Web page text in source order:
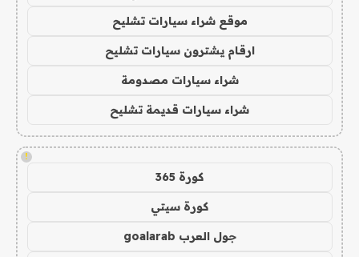
موقع شراء سيارات تشليح
ارقام يشترون سيارات تشليح
شراء سيارات مصدومة
شراء سيارات قديمة تشليح
!
كورة 365
كورة سيتي
جول العرب goalarab